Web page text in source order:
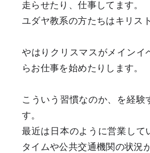
走らせたり、仕事してます。
ユダヤ教系の方たちはキリス
やはりクリスマスがメインイ
らお仕事を始めたりします。
こういう習慣なのか、を経
す。
最近は日本のように営業し
タイムや公共交通機関の状況